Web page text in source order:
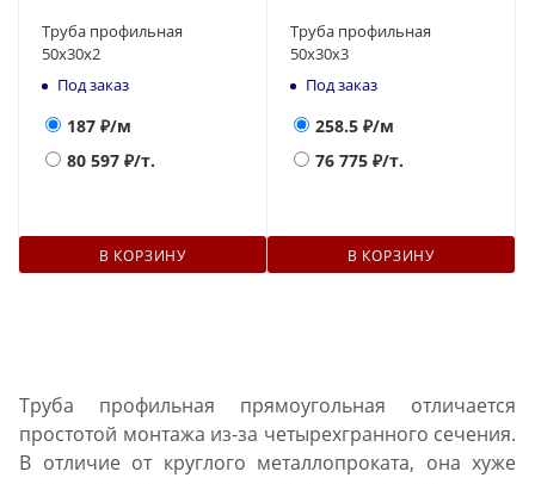
Труба профильная
50х30х2
Под заказ
187 ₽/м
80 597 ₽/т.
В КОРЗИНУ
Труба профильная
50х30х3
Под заказ
258.5 ₽/м
76 775 ₽/т.
В КОРЗИНУ
Труба профильная прямоугольная отличается
простотой монтажа из-за четырехгранного сечения.
В отличие от круглого металлопроката, она хуже